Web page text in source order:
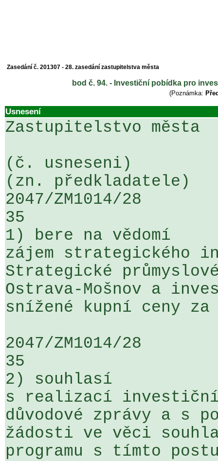
Zasedání č. 201307 - 28. zasedání zastupitelstva města
bod č. 94. - Investiční pobídka pro
(Poznámka:
Usnesení
Zastupitelstvo města
(č. usneseni)
(zn. předkladatele)
2047/ZM1014/28
35
1) bere na vědomí
zájem strategického
Strategické
Ostrava-Mošnov a
snížené kupní ceny za
2047/ZM1014/28
35
2) souhlasí
s realizací investiční
důvodové zprávy a s
žádosti ve věci
programu s tímto